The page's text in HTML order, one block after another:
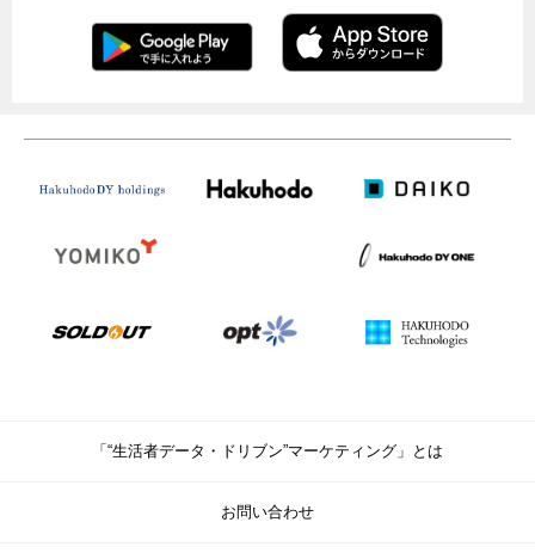
「“生活者データ・ドリブン”マーケティング」とは
お問い合わせ